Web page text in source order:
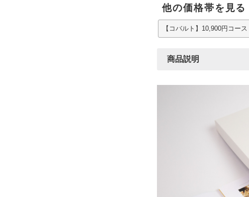
他の価格帯を見る
【コバルト】10,900円コース
商品説明